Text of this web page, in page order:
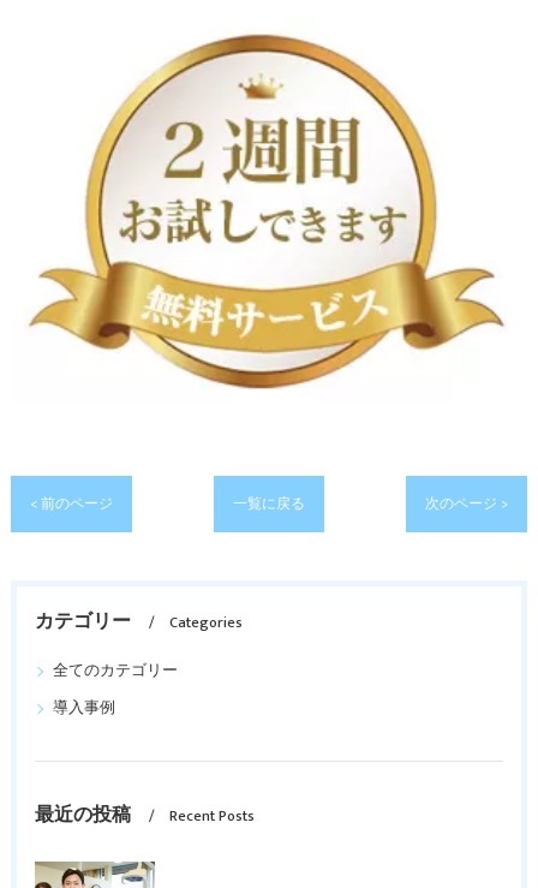
< 前のページ 一覧に戻る 次のページ >
カテゴリー
Categories
全てのカテゴリー
導入事例
最近の投稿 Recent Posts